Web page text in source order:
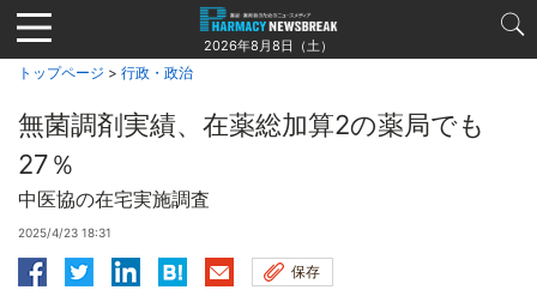
Jump
to
navigation
2026年8月8日（土）
トップページ > 行政・政治
無菌調剤実績、在薬総加算2の薬局でも
27％
中医協の在宅実施調査
2025/4/23 18:31
保存